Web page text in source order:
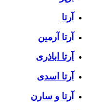
آرتا
آرتا آرمین
آرتا اباذری
آرتا اسدی
آرتا و سارن